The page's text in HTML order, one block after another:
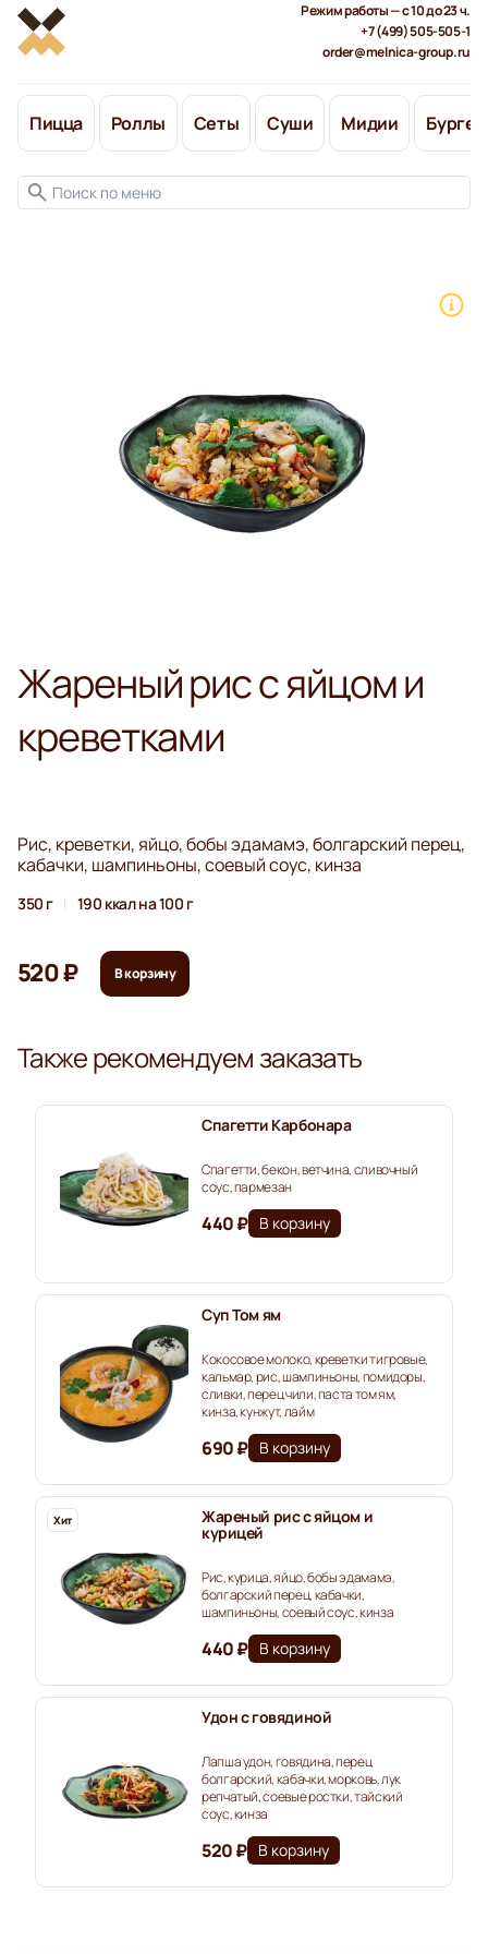
Режим работы — с 10 до 23 ч.
+7 (499) 505-505-1
order@melnica-group.ru
Пицца Роллы Сеты Суши Мидии
Жареный рис с яйцом и
креветками
Рис, креветки, яйцо, бобы эдамамэ, болгарский перец,
кабачки, шампиньоны, соевый соус, кинза
350 г 190 ккал на 100 г
520 ₽ В корзину
Также рекомендуем заказать
Спагетти Карбонара
Спагетти, бекон, ветчина, сливочный
соус, пармезан
440 ₽ В корзину
Суп Том ям
Кокосовое молоко, креветки тигровые,
кальмар, рис, шампиньоны, помидоры,
сливки, перец чили, паста том ям,
кинза, кунжут, лайм
690 ₽ В корзину
Хит Жареный рис с яйцом и
курицей
Рис, курица, яйцо, бобы эдамамэ,
болгарский перец, кабачки,
шампиньоны, соевый соус, кинза
440 ₽ В корзину
Удон с говядиной
Лапша удон, говядина, перец
болгарский, кабачки, морковь, лук
репчатый, соевые ростки, тайский
соус, кинза
520 ₽ В корзину